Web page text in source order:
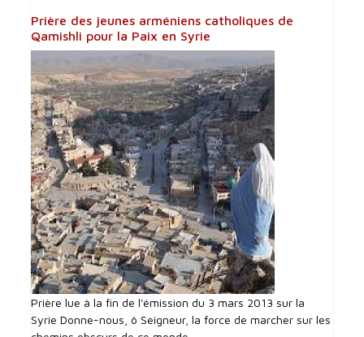
Prière des jeunes arméniens catholiques de
Qamishli pour la Paix en Syrie
Prière lue à la fin de l'émission du 3 mars 2013 sur la
Syrie Donne-nous, ô Seigneur, la force de marcher sur les